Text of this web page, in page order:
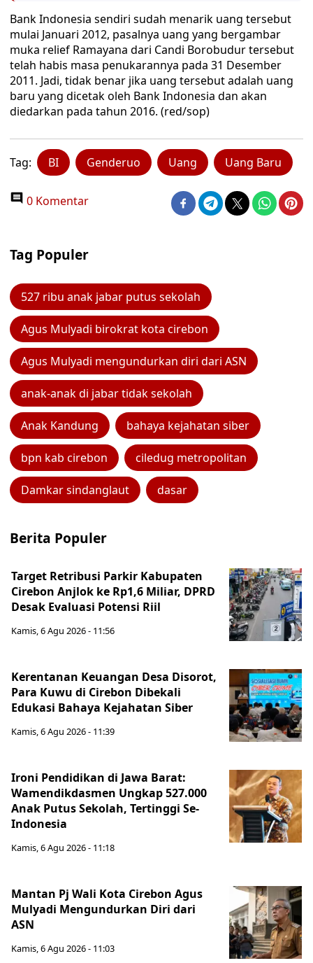
Bank Indonesia sendiri sudah menarik uang tersebut
mulai Januari 2012, pasalnya uang yang bergambar
muka relief Ramayana dari Candi Borobudur tersebut
telah habis masa penukarannya pada 31 Desember
2011. Jadi, tidak benar jika uang tersebut adalah uang
baru yang dicetak oleh Bank Indonesia dan akan
diedarkan pada tahun 2016. (red/sop)
Tag: BI Genderuo Uang Uang Baru
0 Komentar
Tag Populer
527 ribu anak jabar putus sekolah
Agus Mulyadi birokrat kota cirebon
Agus Mulyadi mengundurkan diri dari ASN
anak-anak di jabar tidak sekolah
Anak Kandung bahaya kejahatan siber
bpn kab cirebon ciledug metropolitan
Damkar sindanglaut dasar
Berita Populer
Target Retribusi Parkir Kabupaten
Cirebon Anjlok ke Rp1,6 Miliar, DPRD
Desak Evaluasi Potensi Riil
Kamis, 6 Agu 2026 - 11:56
Kerentanan Keuangan Desa Disorot,
Para Kuwu di Cirebon Dibekali
Edukasi Bahaya Kejahatan Siber
Kamis, 6 Agu 2026 - 11:39
Ironi Pendidikan di Jawa Barat:
Wamendikdasmen Ungkap 527.000
Anak Putus Sekolah, Tertinggi Se-
Indonesia
Kamis, 6 Agu 2026 - 11:18
Mantan Pj Wali Kota Cirebon Agus
Mulyadi Mengundurkan Diri dari
ASN
Kamis, 6 Agu 2026 - 11:03